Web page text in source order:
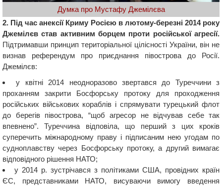
Думка про Мустафу Джемілєва
2. Під час анексії Криму Росією в лютому-березні 2014 року
Джемілєв став активним борцем проти російської агресії.
Підтримавши принцип територіальної цілісності України, він не
визнав референдум про приєднання півострова до Росії.
Джемілєв:
у квітні 2014 неодноразово звертався до Туреччини з
проханням закрити Босфорську протоку для проходження
російських військових кораблів і спрямувати турецький флот
до берегів півострова, “щоб агресор не відчував себе так
впевнено”. Туреччина відповіла, що перший з цих кроків
суперечить міжнародному праву і підписаним нею угодам по
судноплавству через Босфорську протоку, а другий вимагає
відповідного рішення НАТО;
у 2014 р. зустрічався з політиками США, провідних країн
ЄС, представниками НАТО, висуваючи вимогу введення